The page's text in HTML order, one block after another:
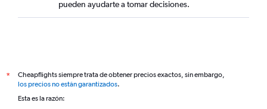
pueden ayudarte a tomar decisiones.
*
Cheapflights siempre trata de obtener precios exactos, sin embargo,
los precios no están garantizados.
Esta es la razón: